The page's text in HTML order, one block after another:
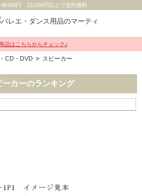
律400円 10,000円以上で送料無料
品はこちらからチェック♪
CD・DVD > スピーカー
ーカーのランキング